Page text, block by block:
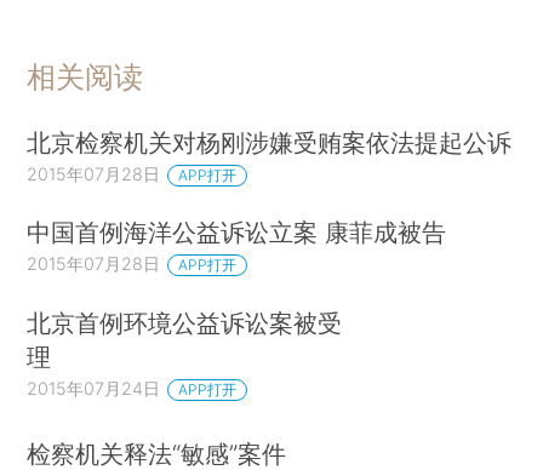
相关阅读
北京检察机关对杨刚涉嫌受贿案依法提起公诉
2015年07月28日 APP打开
中国首例海洋公益诉讼立案 康菲成被告
2015年07月28日 APP打开
北京首例环境公益诉讼案被受
理
2015年07月24日 APP打开
检察机关释法“敏感”案件